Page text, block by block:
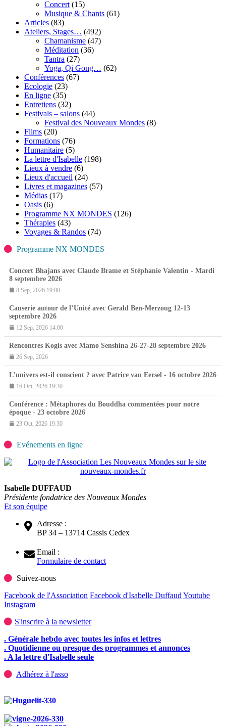
Concert (15)
Musique & Chants (61)
Articles (83)
Ateliers, Stages… (492)
Chamanisme (47)
Méditation (36)
Tantra (27)
Yoga, Qi Gong… (62)
Conférences (67)
Ecologie (23)
En ligne (35)
Entretiens (32)
Festivals – salons (44)
Festival des Nouveaux Mondes (8)
Films (20)
Formations (76)
Humanitaire (5)
La lettre d'Isabelle (198)
Lieux à vendre (6)
Lieux d'accueil (24)
Livres et magazines (57)
Médias (17)
Oasis (6)
Programme NX MONDES (126)
Thérapies (43)
Voyages & Randos (74)
Programme NX MONDES
Concert Bhajans avec Claude Brame et Stéphanie Valentin - Mardi
8 septembre 2026
8 Sep, 2026 19:00
Causerie autour de l’Unité avec Gerald Ben-Merzoug 12-13
septembre 2026
12 Sep, 2026 14:00
Rencontres Kogis avec Mamo Senshina 26-27-28 septembre 2026
26 Sep, 2026
L’univers est-il conscient ? avec Patrice van Eersel - 16 octobre 2026
16 Oct, 2026 19:30
Conférence : Métaphores du Bouddha commentées pour notre
époque - 23 octobre 2026
23 Oct, 2026 19:30
Evénements en ligne
Isabelle DUFFAUD
Présidente fondatrice des Nouveaux Mondes
Et son équipe
Adresse :
BP 34 – 13714 Cassis Cedex
Email :
Formulaire de contact
Suivez-nous
Facebook de l'Association Facebook d'Isabelle Duffaud Youtube
Instagram
S'inscrire à la newsletter
. Générale hebdo avec toutes les infos et lettres
. Quotidienne ou presque des programmes et annonces
. A la lettre d'Isabelle seule
Adhérez à l'asso